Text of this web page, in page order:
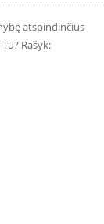
atspindinčius
Rašyk: